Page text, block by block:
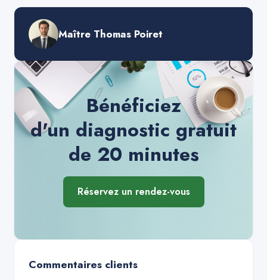
Maître Thomas Poiret
Bénéficiez
d'un diagnostic gratuit
de 20 minutes
Réservez un rendez-vous
Commentaires clients